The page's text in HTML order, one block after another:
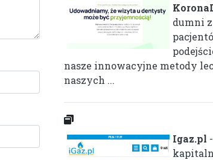
dumni
nasze innowacyjne metody
naszych ...
Igaz.pl